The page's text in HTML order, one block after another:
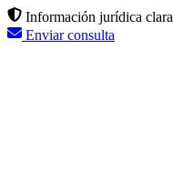
Información jurídica clara
Enviar consulta